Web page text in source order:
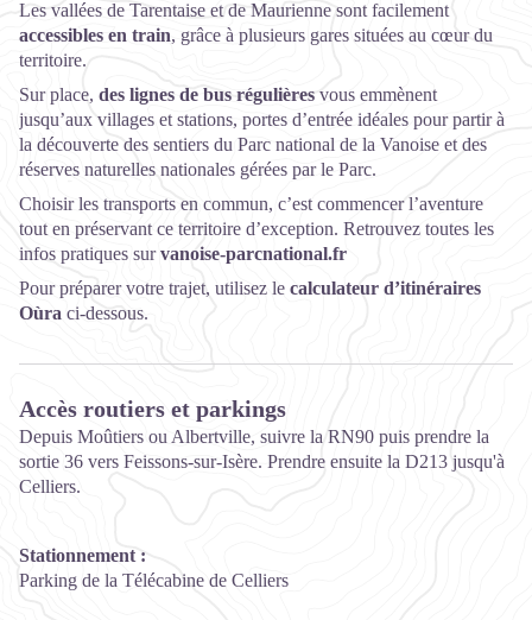
Les vallées de Tarentaise et de Maurienne sont facilement
accessibles en train, grâce à plusieurs gares situées au cœur du
territoire.
Sur place, des lignes de bus régulières vous emmènent
jusqu’aux villages et stations, portes d’entrée idéales pour partir à
la découverte des sentiers du Parc national de la Vanoise et des
réserves naturelles nationales gérées par le Parc.
Choisir les transports en commun, c’est commencer l’aventure
tout en préservant ce territoire d’exception. Retrouvez toutes les
infos pratiques survanoise-parcnational.fr
Pour préparer votre trajet, utilisez le calculateur d’itinéraires
Oùra ci-dessous.
Accès routiers et parkings
Depuis Moûtiers ou Albertville, suivre la RN90 puis prendre la
sortie 36 vers Feissons-sur-Isère. Prendre ensuite la D213 jusqu'à
Celliers.
Stationnement :
Parking de la Télécabine de Celliers